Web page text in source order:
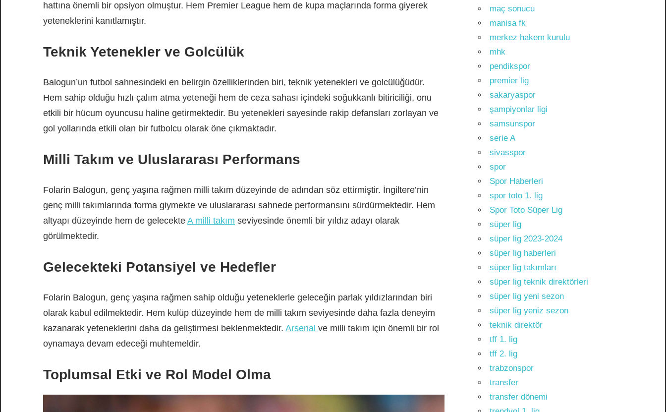
hattına önemli bir opsiyon olmuştur. Hem Premier League hem de kupa maçlarında forma giyerek
yeteneklerini kanıtlamıştır.
Teknik Yetenekler ve Golcülük
Balogun’un futbol sahnesindeki en belirgin özelliklerinden biri, teknik yetenekleri ve golcülüğüdür.
Hem sahip olduğu hızlı çalım atma yeteneği hem de ceza sahası içindeki soğukkanlı bitiriciliği, onu
etkili bir hücum oyuncusu haline getirmektedir. Bu yetenekleri sayesinde rakip defansları zorlayan ve
gol yollarında etkili olan bir futbolcu olarak öne çıkmaktadır.
Milli Takım ve Uluslararası Performans
Folarin Balogun, genç yaşına rağmen milli takım düzeyinde de adından söz ettirmiştir. İngiltere’nin
genç milli takımlarında forma giymekte ve uluslararası sahnede performansını sürdürmektedir. Hem
altyapı düzeyinde hem de gelecekte A milli takım seviyesinde önemli bir yıldız adayı olarak
görülmektedir.
Gelecekteki Potansiyel ve Hedefler
Folarin Balogun, genç yaşına rağmen sahip olduğu yeteneklerle geleceğin parlak yıldızlarından biri
olarak kabul edilmektedir. Hem kulüp düzeyinde hem de milli takım seviyesinde daha fazla deneyim
kazanarak yeteneklerini daha da geliştirmesi beklenmektedir. Arsenal ve milli takım için önemli bir rol
oynamaya devam edeceği muhtemeldir.
Toplumsal Etki ve Rol Model Olma
maç sonucu
manisa fk
merkez hakem kurulu
mhk
pendikspor
premier lig
sakaryaspor
şampiyonlar ligi
samsunspor
serie A
sivasspor
spor
Spor Haberleri
spor toto 1. lig
Spor Toto Süper Lig
süper lig
süper lig 2023-2024
süper lig haberleri
süper lig takımları
süper lig teknik direktörleri
süper lig yeni sezon
süper lig yeniz sezon
teknik direktör
tff 1. lig
tff 2. lig
trabzonspor
transfer
transfer dönemi